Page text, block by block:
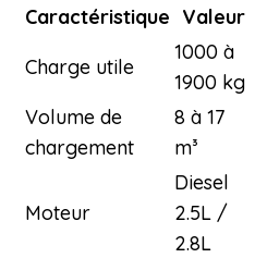
Caractéristique Valeur
Charge utile
1000 à
1900 kg
Volume de
chargement
8 à 17
m³
Moteur
Diesel
2.5L /
2.8L